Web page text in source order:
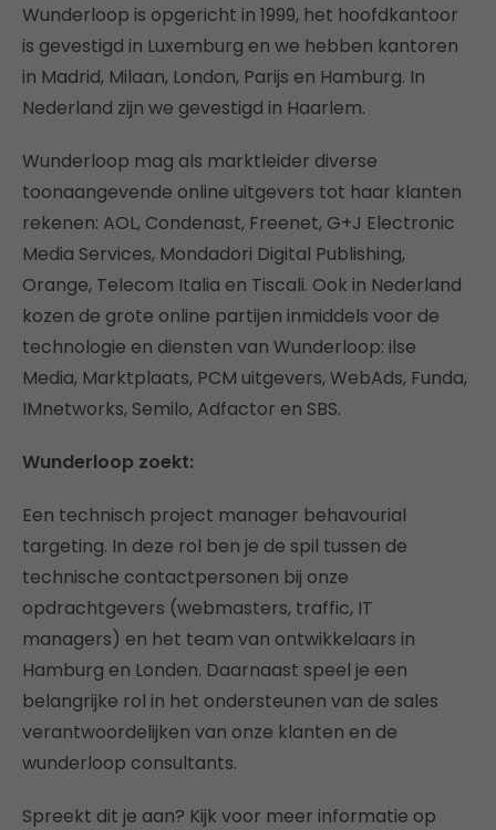
Wunderloop is opgericht in 1999, het hoofdkantoor
is gevestigd in Luxemburg en we hebben kantoren
in Madrid, Milaan, London, Parijs en Hamburg. In
Nederland zijn we gevestigd in Haarlem.
Wunderloop mag als marktleider diverse
toonaangevende online uitgevers tot haar klanten
rekenen: AOL, Condenast, Freenet, G+J Electronic
Media Services, Mondadori Digital Publishing,
Orange, Telecom Italia en Tiscali. Ook in Nederland
kozen de grote online partijen inmiddels voor de
technologie en diensten van Wunderloop: ilse
Media, Marktplaats, PCM uitgevers, WebAds, Funda,
IMnetworks, Semilo, Adfactor en SBS.
Wunderloop zoekt:
Een technisch project manager behavourial
targeting. In deze rol ben je de spil tussen de
technische contactpersonen bij onze
opdrachtgevers (webmasters, traffic, IT
managers) en het team van ontwikkelaars in
Hamburg en Londen. Daarnaast speel je een
belangrijke rol in het ondersteunen van de sales
verantwoordelijken van onze klanten en de
wunderloop consultants.
Spreekt dit je aan? Kijk voor meer informatie op